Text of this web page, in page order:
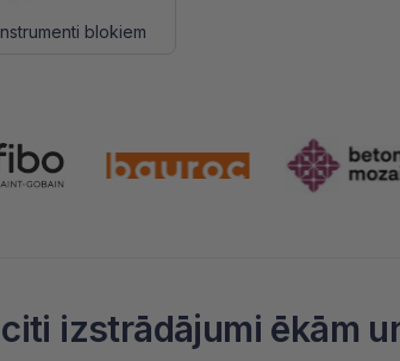
blokiem
izstrādājumi ēkām